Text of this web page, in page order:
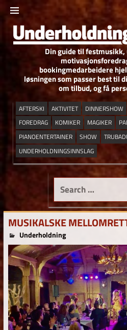
Skip
content
Din guide til festmusikk,
bookingmedarbeidere
løsningen som passer best til
om tilbud, og få
AFTERSKI AKTIVITET DINNERSHOW
FOREDRAG
KOMIKER MAGIKER
PIANOENTERTAINER
SHOW
UNDERHOLDNINGSINNSLAG
MUSIKALSKE
18. februar 2026
TomAdm
Underholdning